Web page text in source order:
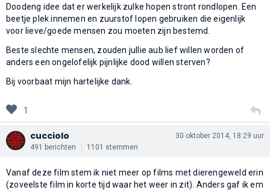
Doodeng idee dat er werkelijk zulke hopen stront rondlopen. Een
beetje plek innemen en zuurstof lopen gebruiken die eigenlijk
voor lieve/goede mensen zou moeten zijn bestemd.
Beste slechte mensen, zouden jullie aub lief willen worden of
anders een ongelofelijk pijnlijke dood willen sterven?
Bij voorbaat mijn hartelijke dank.
1
cucciolo
491 berichten 1101 stemmen
30 oktober 2014, 18:29 uur
Vanaf deze film stem ik niet meer op films met dierengeweld erin
(zoveelste film in korte tijd waar het weer in zit). Anders gaf ik em